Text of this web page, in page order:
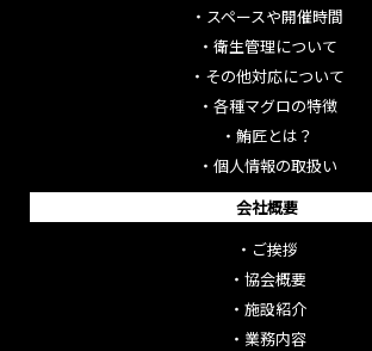
・ スペースや開催時間
・ 衛生管理について
・ その他対応について
・ 各種マグロの特徴
・ 鮪匠とは？
・ 個人情報の取扱い
会社概要
・ ご挨拶
・ 協会概要
・ 施設紹介
・ 業務内容